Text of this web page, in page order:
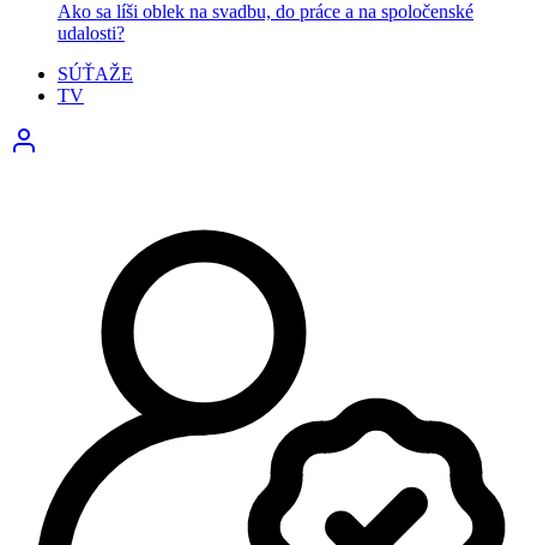
Ako sa líši oblek na svadbu, do práce a na spoločenské
udalosti?
SÚŤAŽE
TV